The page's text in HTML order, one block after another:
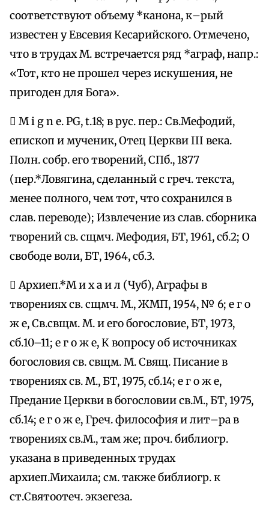
соответствуют объему *канона, к–рый
известен у Евсевия Кесарийского. Отмечено,
что в трудах М. встречается ряд *аграф, напр.:
«Тот, кто не прошел через искушения, не
пригоден для Бога».
 M i g n e. PG, t.18; в рус. пер.: Св.Мефодий,
епископ и мученик, Отец Церкви III века.
Полн. собр. его творений, СПб., 1877
(пер.*Ловягина, сделанный с греч. текста,
менее полного, чем тот, что сохранился в
слав. переводе); Извлечение из слав. сборника
творений св. сщмч. Мефодия, БТ, 1961, сб.2; О
свободе воли, БТ, 1964, сб.3.
 Архиеп.*М и х а и л (Чуб), Аграфы в
творениях св. сщмч. М., ЖМП, 1954, № 6; е г о
ж е, Св.свщм. М. и его богословие, БТ, 1973,
сб.10–11; е г о ж е, К вопросу об источниках
богословия св. свщм. М. Свящ. Писание в
творениях св. М., БТ, 1975, сб.14; е г о ж е,
Предание Церкви в богословии св.М., БТ, 1975,
сб.14; е г о ж е, Греч. философия и лит–ра в
творениях св.М., там же; проч. библиогр.
указана в приведенных трудах
архиеп.Михаила; см. также библиогр. к
ст.Святоотеч. экзегеза.